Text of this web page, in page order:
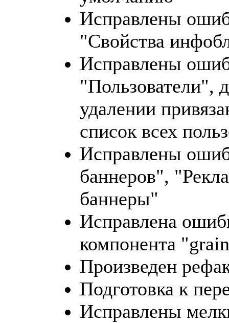
Исправлены
"Свойства
Исправлены
"Пользователи",
удалении
список всех
Исправлены
баннеров",
баннеры"
Исправлена
компонента
Произведен
Подготовка к
Исправлены